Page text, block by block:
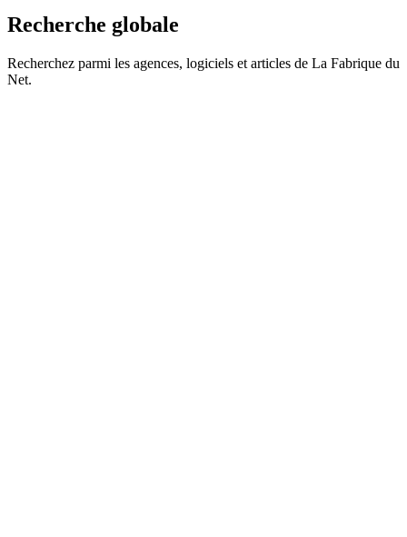
Recherche globale
Recherchez parmi les agences, logiciels et articles de La Fabrique du
Net.